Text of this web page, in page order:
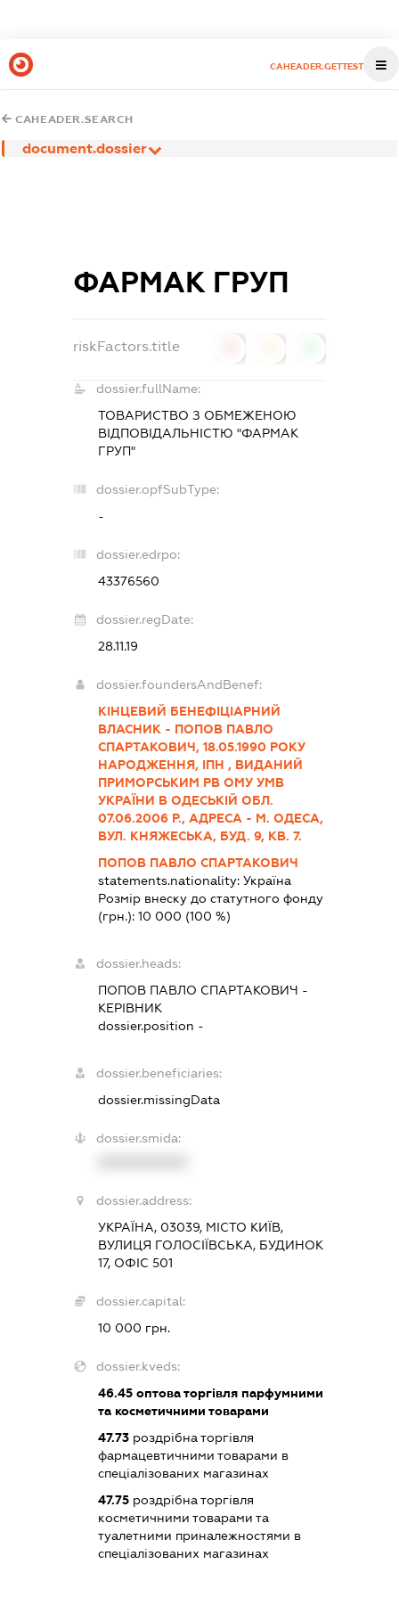
CAHEADER.GETTEST
CAHEADER.SEARCH
document.dossier
ФАРМАК ГРУП
riskFactors.title
dossier.fullName:
ТОВАРИСТВО З ОБМЕЖЕНОЮ
ВІДПОВІДАЛЬНІСТЮ "ФАРМАК
ГРУП"
dossier.opfSubType:
-
dossier.edrpo:
43376560
dossier.regDate:
28.11.19
dossier.foundersAndBenef:
КІНЦЕВИЙ БЕНЕФІЦІАРНИЙ
ВЛАСНИК - ПОПОВ ПАВЛО
СПАРТАКОВИЧ, 18.05.1990 РОКУ
НАРОДЖЕННЯ, ІПН , ВИДАНИЙ
ПРИМОРСЬКИМ РВ ОМУ УМВ
УКРАЇНИ В ОДЕСЬКІЙ ОБЛ.
07.06.2006 Р., АДРЕСА - М. ОДЕСА,
ВУЛ. КНЯЖЕСЬКА, БУД. 9, КВ. 7.
ПОПОВ ПАВЛО СПАРТАКОВИЧ
statements.nationality: Україна
Розмір внеску до статутного фонду
(грн.): 10 000 (100 %)
dossier.heads:
ПОПОВ ПАВЛО СПАРТАКОВИЧ -
КЕРІВНИК
dossier.position -
dossier.beneficiaries:
dossier.missingData
dossier.smida:
dossier.address:
УКРАЇНА, 03039, МІСТО КИЇВ,
ВУЛИЦЯ ГОЛОСІЇВСЬКА, БУДИНОК
17, ОФІС 501
dossier.capital:
10 000 грн.
dossier.kveds:
46.45оптова торгівля парфумними
та косметичними товарами
47.73роздрібна торгівля
фармацевтичними товарами в
спеціалізованих магазинах
47.75роздрібна торгівля
косметичними товарами та
туалетними приналежностями в
спеціалізованих магазинах